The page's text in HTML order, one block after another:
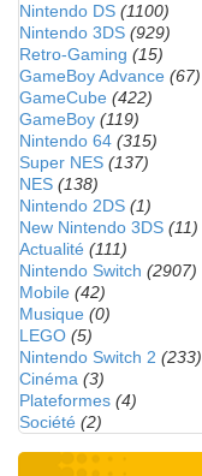
Nintendo DS (1100)
Nintendo 3DS (929)
Retro-Gaming (15)
GameBoy Advance (67)
GameCube (422)
GameBoy (119)
Nintendo 64 (315)
Super NES (137)
NES (138)
Nintendo 2DS (1)
New Nintendo 3DS (11)
Actualité (111)
Nintendo Switch (2907)
Mobile (42)
Musique (0)
LEGO (5)
Nintendo Switch 2 (233)
Cinéma (3)
Plateformes (4)
Société (2)